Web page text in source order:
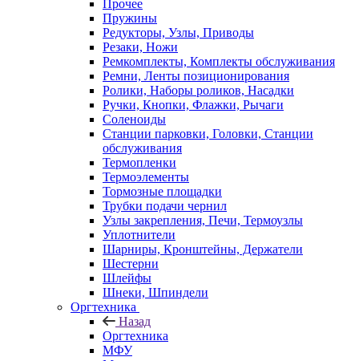
Прочее
Пружины
Редукторы, Узлы, Приводы
Резаки, Ножи
Ремкомплекты, Комплекты обслуживания
Ремни, Ленты позиционирования
Ролики, Наборы роликов, Насадки
Ручки, Кнопки, Флажки, Рычаги
Соленоиды
Станции парковки, Головки, Станции
обслуживания
Термопленки
Термоэлементы
Тормозные площадки
Трубки подачи чернил
Узлы закрепления, Печи, Термоузлы
Уплотнители
Шарниры, Кронштейны, Держатели
Шестерни
Шлейфы
Шнеки, Шпиндели
Оргтехника
Назад
Оргтехника
МФУ